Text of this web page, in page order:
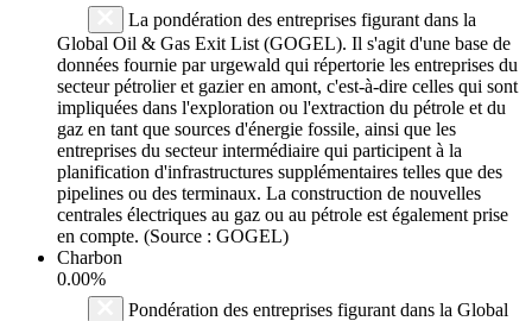
La pondération des entreprises figurant dans la
Global Oil & Gas Exit List (GOGEL). Il s'agit d'une base de
données fournie par urgewald qui répertorie les entreprises du
secteur pétrolier et gazier en amont, c'est-à-dire celles qui sont
impliquées dans l'exploration ou l'extraction du pétrole et du
gaz en tant que sources d'énergie fossile, ainsi que les
entreprises du secteur intermédiaire qui participent à la
planification d'infrastructures supplémentaires telles que des
pipelines ou des terminaux. La construction de nouvelles
centrales électriques au gaz ou au pétrole est également prise
en compte. (Source : GOGEL)
Charbon
0.00%
Pondération des entreprises figurant dans la Global